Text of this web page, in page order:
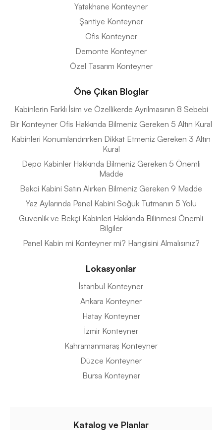
Yatakhane Konteyner
Şantiye Konteyner
Ofis Konteyner
Demonte Konteyner
Özel Tasarım Konteyner
Öne Çıkan Bloglar
Kabinlerin Farklı İsim ve Özellikerde Ayrılmasının 8 Sebebi
Bir Konteyner Ofis Hakkında Bilmeniz Gereken 5 Altın Kural
Kabinleri Konumlandırırken Dikkat Etmeniz Gereken 3 Altın
Kural
Depo Kabinler Hakkında Bilmeniz Gereken 5 Önemli
Madde
Bekci Kabini Satın Alırken Bilmeniz Gereken 9 Madde
Yaz Aylarında Panel Kabini Soğuk Tutmanın 5 Yolu
Güvenlik ve Bekçi Kabinleri Hakkında Bilinmesi Önemli
Bilgiler
Panel Kabin mi Konteyner mi? Hangisini Almalısınız?
Lokasyonlar
İstanbul Konteyner
Ankara Konteyner
Hatay Konteyner
İzmir Konteyner
Kahramanmaraş Konteyner
Düzce Konteyner
Bursa Konteyner
Katalog ve Planlar